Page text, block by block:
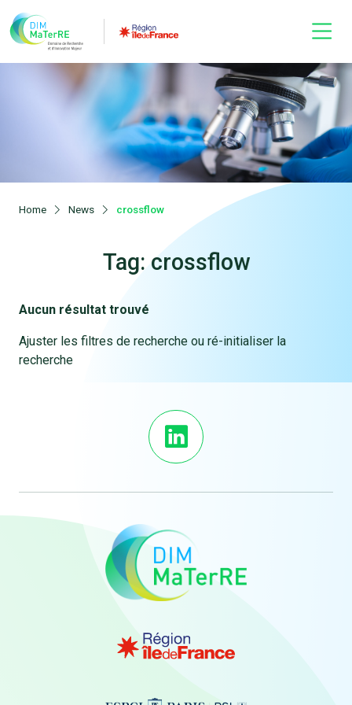
Home News crossflow
Tag: crossflow
Aucun résultat trouvé
Ajuster les filtres de recherche ou ré-initialiser la
recherche